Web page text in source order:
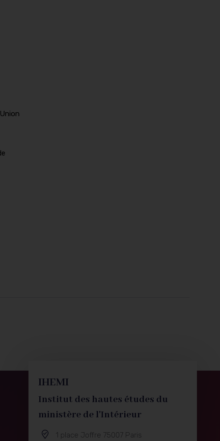
IHEMI
Institut des hautes études du
ministère de l'Intérieur
1 place Joffre 75007 Paris